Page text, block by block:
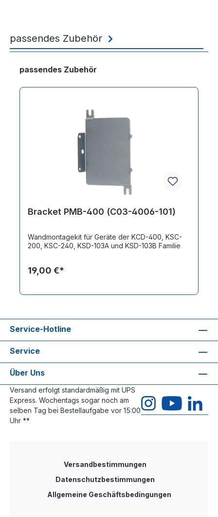
passendes Zubehör
Produktgalerie überspringen
passendes Zubehör
Bracket PMB-400 (C03-4006-101)
Wandmontagekit für Geräte der KCD-400, KSC-
200, KSC-240, KSD-103A und KSD-103B Familie
19,00 €*
Service-Hotline
Service
Über Uns
Versand erfolgt standardmäßig mit UPS
Express. Wochentags sogar noch am
selben Tag bei Bestellaufgabe vor 15:00
Uhr **
Versandbestimmungen
Datenschutzbestimmungen
Allgemeine Geschäftsbedingungen